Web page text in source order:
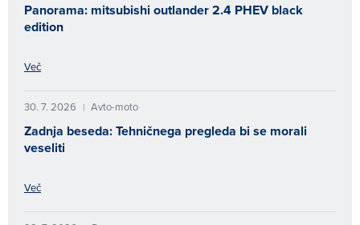
Panorama: mitsubishi outlander 2.4 PHEV black
edition
Več
30. 7. 2026 | Avto-moto
Zadnja beseda: Tehničnega pregleda bi se morali
veseliti
Več